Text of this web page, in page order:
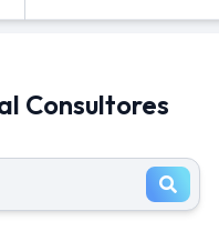
Consultores